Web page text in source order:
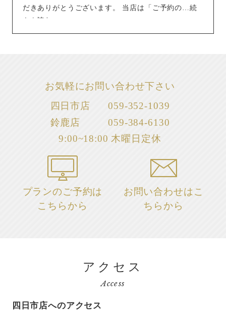
だきありがとうございます。 当店は「ご予約の…続
きを読む
お気軽にお問い合わせ下さい
四日市店
059-352-1039
鈴鹿店
059-384-6130
9:00~18:00 木曜日定休
プランのご予約は
こちらから
お問い合わせはこ
ちらから
アクセス
Access
四日市店へのアクセス